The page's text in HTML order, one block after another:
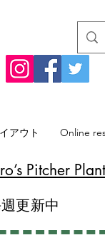
アウト Online
Pitcher
更新中